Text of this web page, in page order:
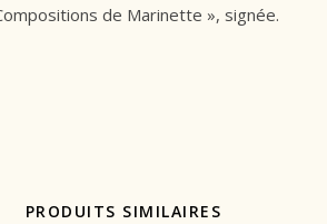
de Marinette », signée.
PRODUITS SIMILAIRES